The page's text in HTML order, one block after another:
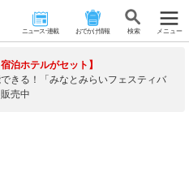
ニュース･連載 おでかけ情報 検 索 メニュー
泊ホテルがセット】
きる！「みなとみらいフェスティバ
売中